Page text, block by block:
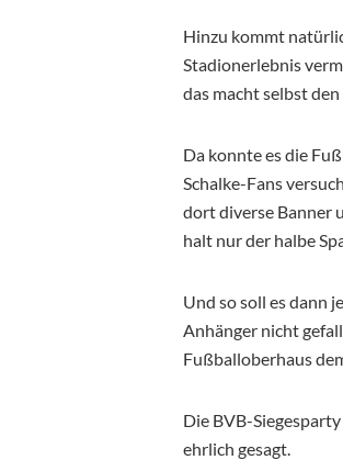
Hinzu kommt
Stadionerlebnis
das macht selbst
Da konnte es die
Schalke-Fans
dort diverse Banner
halt nur der halbe
Und so soll es dann
Anhänger nicht
Fußballoberhaus
Die BVB-
ehrlich gesagt.